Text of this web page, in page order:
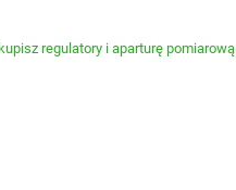
regulatory i aparturę pomiarową